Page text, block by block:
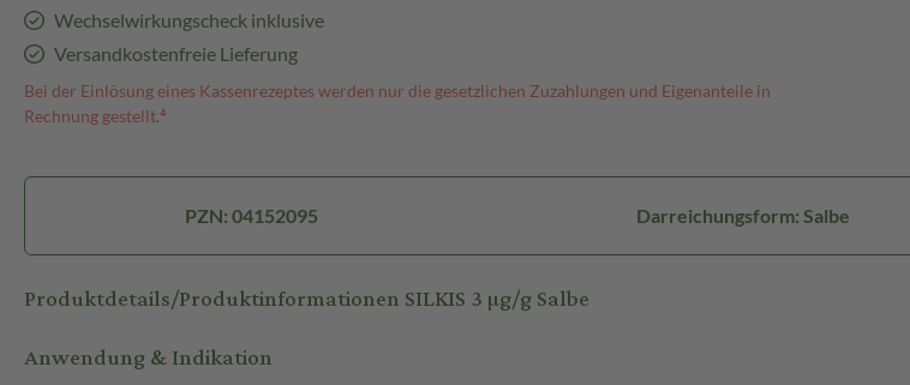
Wechselwirkungscheck inklusive
Versandkostenfreie Lieferung
Bei der Einlösung eines Kassenrezeptes werden nur die gesetzlichen Zuzahlungen und Eigenanteile in
Rechnung gestellt.⁴
PZN: 04152095 Darreichungsform: Salbe
Produktdetails/Produktinformationen SILKIS 3 µg/g Salbe
Anwendung & Indikation